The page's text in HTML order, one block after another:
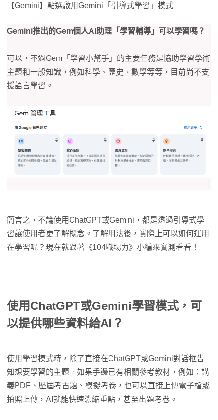
【Gemini】點選啟用Gemini「引導式學習」模式
Gemini推出的Gem個人AI助理「學習輔導」可以學習嗎？
可以，不過Gem「學習小幫手」的主要任務是協助學習學術
主題和一般知識，例如科學、歷史、數學等等，目前尚不支
援語言學習。
簡言之，不論使用ChatGPT或Gemini，都是透過引導式學
習讓使用者更了解概念。了解用法後，實際上可以如何運用
在學習呢？現在就跟著《104職場力》小編來實測看看！
使用ChatGPT或Gemini學習模式，可
以提供哪些資料給AI？
使用學習模式時，除了直接在ChatGPT或Gemini對話框告
知想要學習的主題，如果手邊已有相關參考教材，例如：講
義PDF、歷屆考古題、模擬考卷，也可以直接上傳電子檔或
拍照上傳，AI就能快速濃縮重點，甚至出題考卷。